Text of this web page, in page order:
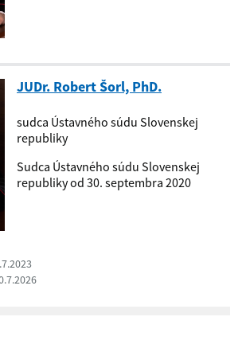
JUDr. Robert Šorl, PhD.
sudca Ústavného súdu Slovenskej
republiky
Sudca Ústavného súdu Slovenskej
republiky od 30. septembra 2020